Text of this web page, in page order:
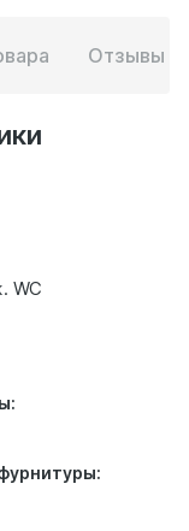
Отзывы
WC